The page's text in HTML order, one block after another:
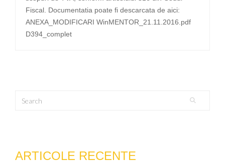
Fiscal. Documentatia poate fi descarcata de aici:
ANEXA_MODIFICARI WinMENTOR_21.11.2016.pdf
D394_complet
ARTICOLE RECENTE